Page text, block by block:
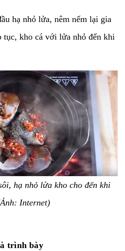
hạ nhỏ lửa, nêm nếm lại gia
kho cá với lửa nhỏ đến khi
hạ nhỏ lửa kho cho đến khi
Internet)
trình bày